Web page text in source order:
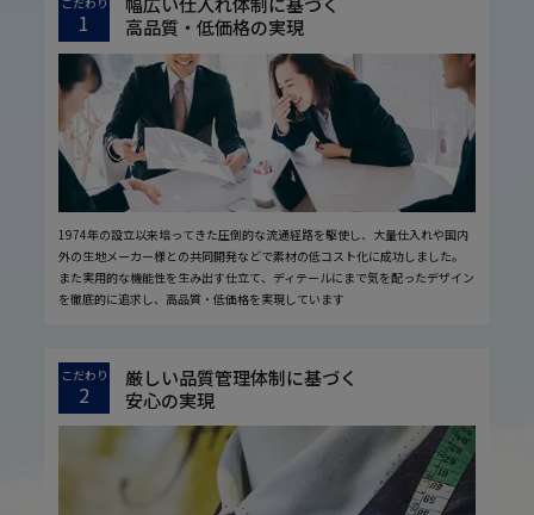
1
高品質・低価格の実現
1974年の設立以来培ってきた圧倒的な流通経路を駆使し、大量仕入れや国内
外の生地メーカー様との共同開発などで素材の低コスト化に成功しました。
また実用的な機能性を生み出す仕立て、ディテールにまで気を配ったデザイン
を徹底的に追求し、高品質・低価格を実現しています
こだわり
2
厳しい品質管理体制に基づく
安心の実現